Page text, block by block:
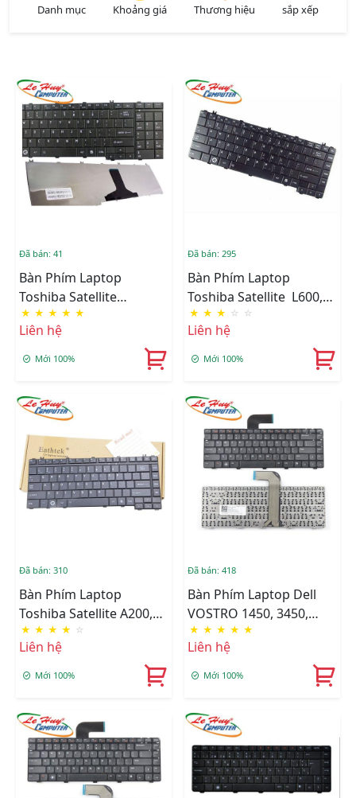
Danh mục
Khoảng giá
Thương hiệu
sắp xếp
Đã bán: 41
Bàn Phím Laptop
Toshiba Satellite
Pro C650 C650D C650D,
C655, C660, C660D, C665,
L650, L655 L670, L750,
★ ★ ★ ★ ★
Liên hệ
Mới 100%
Đã bán: 295
Bàn Phím Laptop
Toshiba Satellite L600,
L630, L640, L640 L645.
C600, C640
★ ★ ★ ☆ ☆
Liên hệ
Mới 100%
Đã bán: 310
Bàn Phím Laptop
Toshiba Satellite A200,
A300, A305, M200, M300,
M500, M505. L200, L300,
L305, L310, Tectra A9, M9
★ ★ ★ ★ ☆
Liên hệ
Mới 100%
Đã bán: 418
Bàn Phím Laptop Dell
VOSTRO 1450, 3450,
3550, V3450, V3550, XPS
15, L502X Cáp Dài PHÍM
CHICLET
★ ★ ★ ★ ★
Liên hệ
Mới 100%